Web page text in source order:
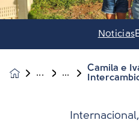
Noticias
Camila e